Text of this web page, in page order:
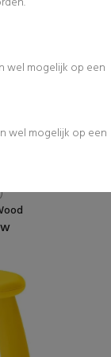
wel mogelijk op een
wel mogelijk op een